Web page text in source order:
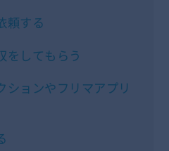
頼する
してもらう
ョンやフリマアプリ